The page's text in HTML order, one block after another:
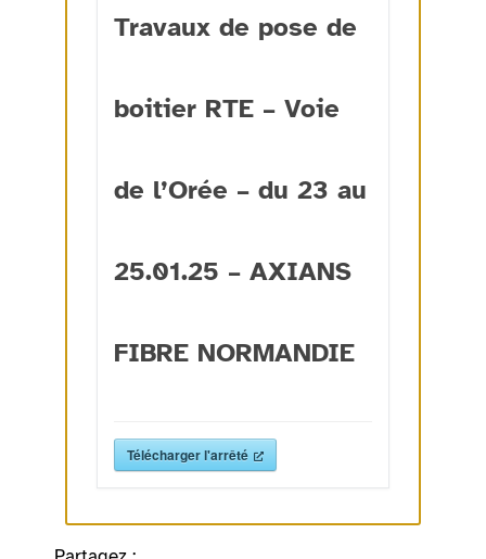
Travaux de pose de
boitier RTE – Voie
de l’Orée – du 23 au
25.01.25 – AXIANS
FIBRE NORMANDIE
Télécharger l'arrêté